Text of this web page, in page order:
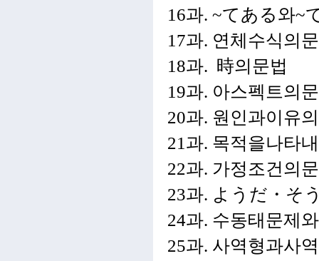
16과. ~てある와~
17과. 연체수식의
18과. 時의문법
19과. 아스펙트의
20과. 원인과이유
21과. 목적을나타
22과. 가정조건의
23과. ようだ・そ
24과. 수동태문제
25과. 사역형과사